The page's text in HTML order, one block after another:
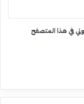
في هذا المتصفح